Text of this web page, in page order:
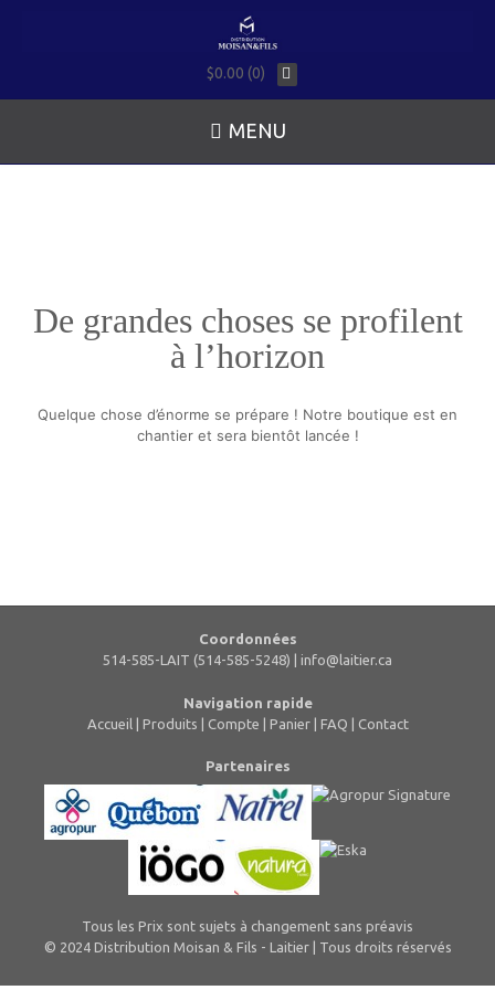
$0.00 (0)
MENU
De grandes choses se profilent
à l’horizon
Quelque chose d’énorme se prépare ! Notre boutique est en
chantier et sera bientôt lancée !
Coordonnées
514-585-LAIT (514-585-5248) | info@laitier.ca
Navigation rapide
Accueil | Produits | Compte | Panier| FAQ | Contact
Partenaires
Tous les Prix sont sujets à changement sans préavis
© 2024 Distribution Moisan & Fils - Laitier | Tous droits réservés